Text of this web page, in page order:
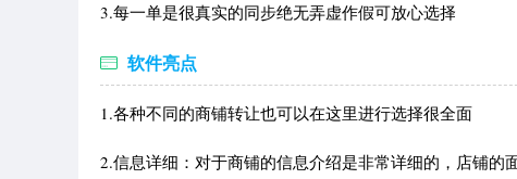
3.每一单是很真实的同步绝无弄虚作假可放心选择
软件亮点
1.各种不同的商铺转让也可以在这里进行选择很全面
2.信息详细：对于商铺的信息介绍是非常详细的，店铺